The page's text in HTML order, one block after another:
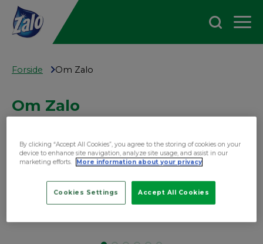
Forside Om Zalo
Om Zalo
Zalo er klassikeren som alltid har vært der og
løst nordmenns vanskeligste
oppvaskproblemer. Én dråpe er nok!
By clicking “Accept All Cookies”, you agree to the storing of cookies on your
device to enhance site navigation, analyze site usage, and assist in our
marketing efforts. More information about your privacy
Cookies Settings Accept All Cookies